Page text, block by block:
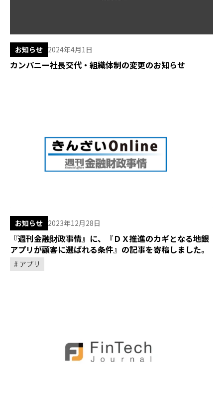
お知らせ 2024年4月1日
カンパニー社長交代・組織体制の変更のお知らせ
お知らせ 2023年12月28日
『週刊金融財政事情』に、『ＤＸ推進のカギとなる地銀
アプリが顧客に選ばれる条件』の記事を寄稿しました。
アプリ